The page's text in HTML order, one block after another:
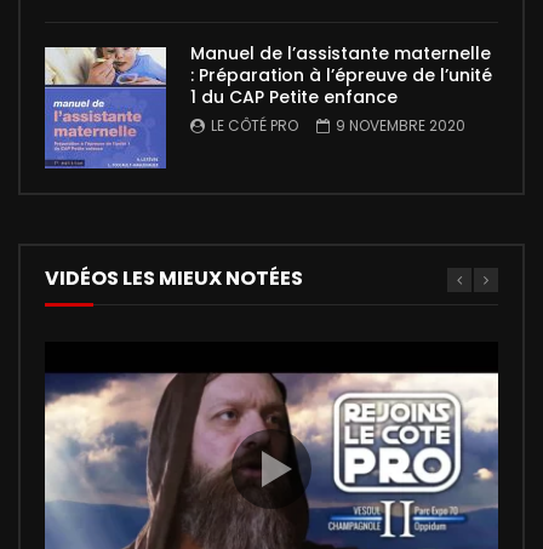
Manuel de l’assistante maternelle
: Préparation à l’épreuve de l’unité
1 du CAP Petite enfance
LE CÔTÉ PRO 9 NOVEMBRE 2020
VIDÉOS LES MIEUX NOTÉES